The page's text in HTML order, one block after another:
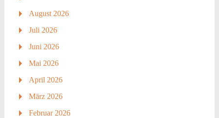
August 2026
Juli 2026
Juni 2026
Mai 2026
April 2026
März 2026
Februar 2026